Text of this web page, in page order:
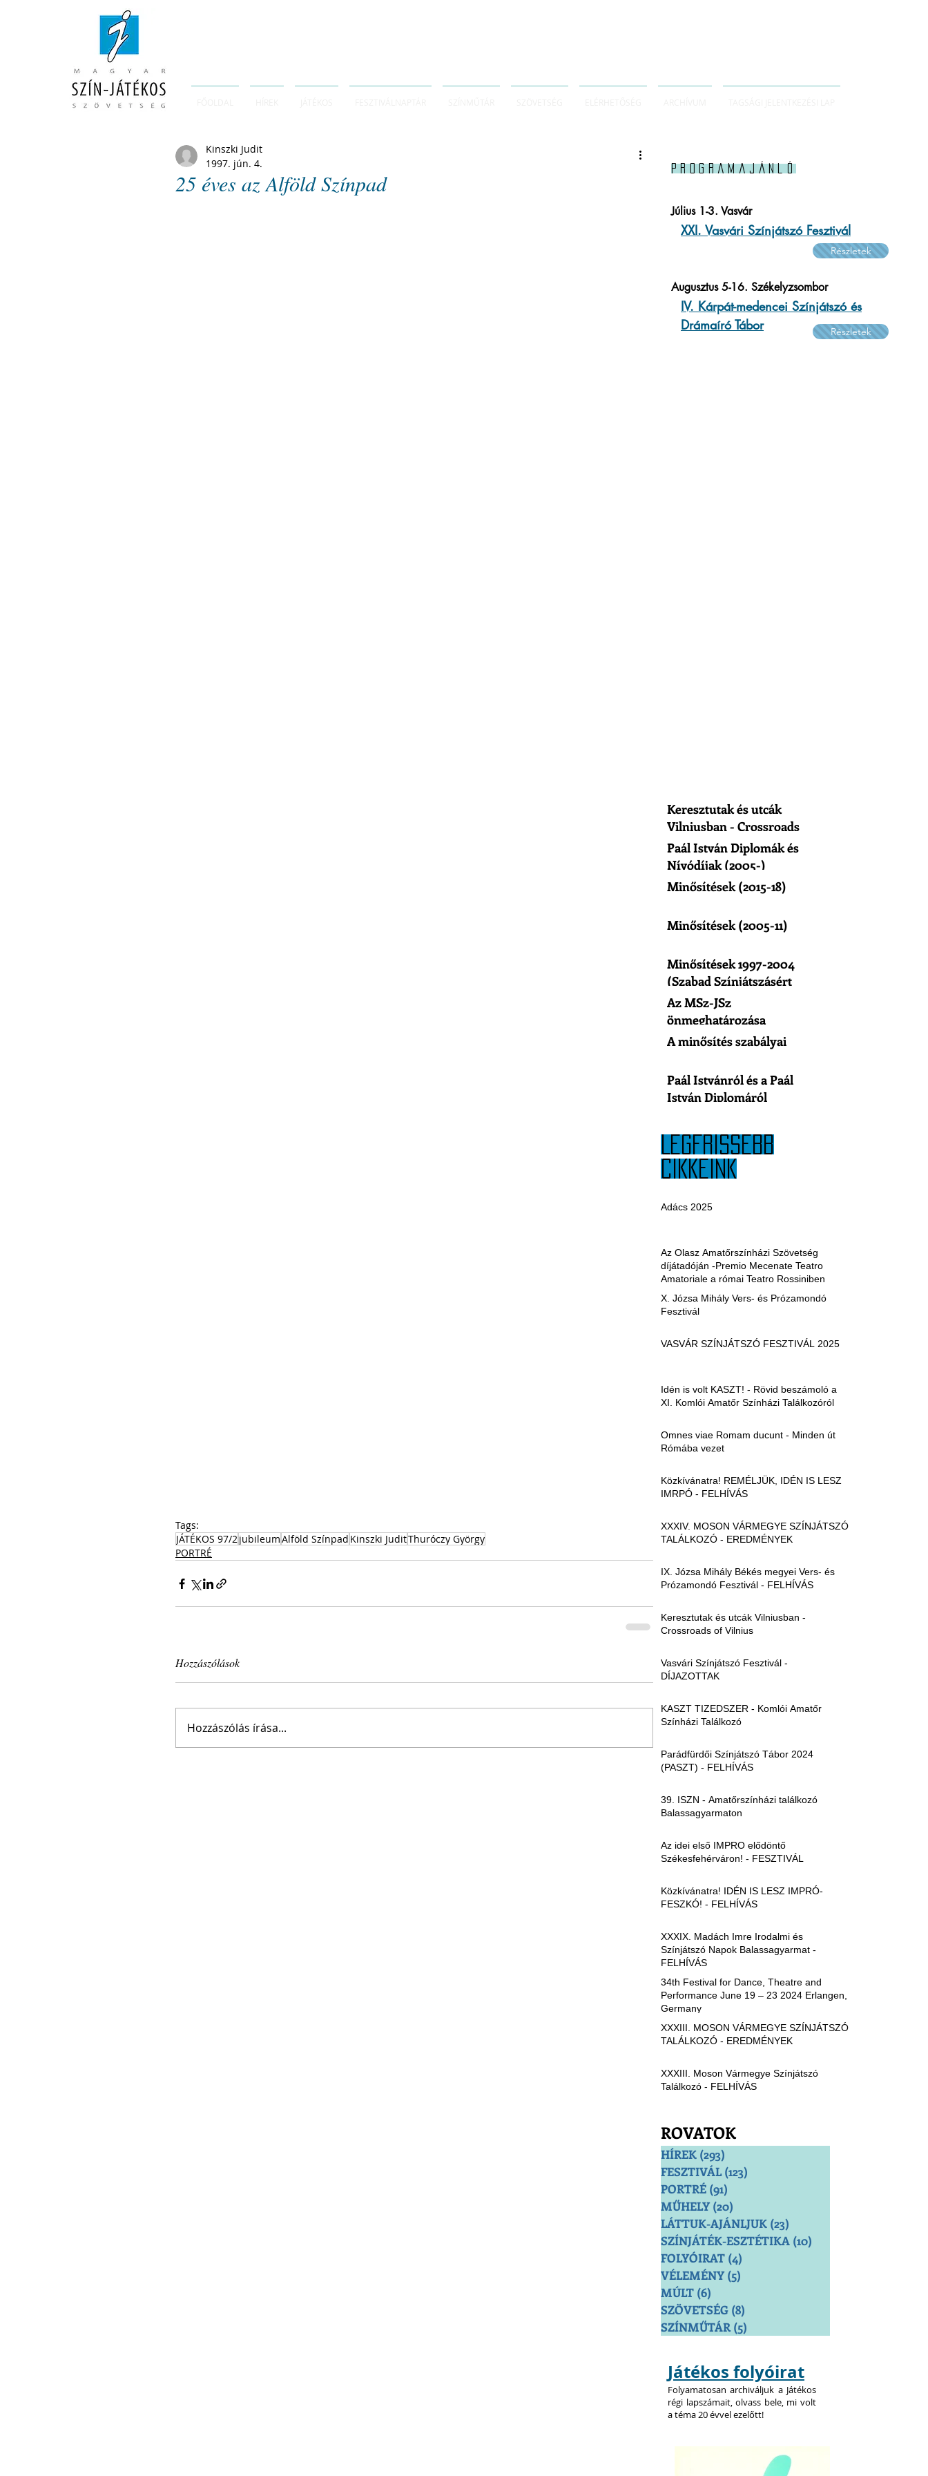
25 éves az Alföld Színpad
Kinszki Judit
1997. jún. 4.
Tags:
JÁTÉKOS 97/2jubileumAlföld Színpad Kinszki JuditThuróczy György
PORTRÉ
Hozzászólások
Hozzászólás írása...
Programajánló
Adács 2025
Az Olasz Amatőrszínházi Szövetség
díjátadóján -Premio Mecenate Teatro
Amatoriale a római Teatro Rossiniben
X. Józsa Mihály Vers- és Prózamondó
Fesztivál
VASVÁR SZÍNJÁTSZÓ FESZTIVÁL 2025
Idén is volt KASZT! - Rövid beszámoló a
XI. Komlói Amatőr Színházi Találkozóról
Omnes viae Romam ducunt - Minden út
Rómába vezet
Közkívánatra! REMÉLJÜK, IDÉN IS LESZ
IMRPÓ - FELHÍVÁS
XXXIV. MOSON VÁRMEGYE SZÍNJÁTSZÓ
TALÁLKOZÓ - EREDMÉNYEK
IX. Józsa Mihály Békés megyei Vers- és
Prózamondó Fesztivál - FELHÍVÁS
Keresztutak és utcák Vilniusban -
Crossroads of Vilnius
Vasvári Színjátszó Fesztivál -
DÍJAZOTTAK
KASZT TIZEDSZER - Komlói Amatőr
Színházi Találkozó
Parádfürdői Színjátszó Tábor 2024
(PASZT) - FELHÍVÁS
39. ISZN - Amatőrszínházi találkozó
Balassagyarmaton
Az idei első IMPRO elődöntő
Székesfehérváron! - FESZTIVÁL
Közkívánatra! IDÉN IS LESZ IMPRÓ-
FESZKÓ! - FELHÍVÁS
XXXIX. Madách Imre Irodalmi és
Színjátszó Napok Balassagyarmat -
FELHÍVÁS
34th Festival for Dance, Theatre and
Performance June 19 – 23 2024 Erlangen,
Germany
XXXIII. MOSON VÁRMEGYE SZÍNJÁTSZÓ
TALÁLKOZÓ - EREDMÉNYEK
XXXIII. Moson Vármegye Színjátszó
Találkozó - FELHÍVÁS
LEGFRISSEBB
CIKKEINK
ROVATOK
HÍREK (293)
FESZTIVÁL (123)
PORTRÉ (91)
MŰHELY (20)
LÁTTUK-AJÁNLJUK (23)
SZÍNJÁTÉK-ESZTÉTIKA (10)
FOLYÓIRAT (4)
VÉLEMÉNY (5)
MÚLT (6)
SZÖVETSÉG (8)
SZÍNMŰTÁR (5)
Keresztutak és utcák
Vilniusban - Crossroads
of Vilnius
Paál István Diplomák és
Nívódíjak (2005-)
Minősítések (2015-18)
Minősítések (2005-11)
Minősítések 1997-2004
(Szabad Színjátszásért
Egyesület)
Az MSz-JSz
önmeghatározása
A minősítés szabályai
Paál Istvánról és a Paál
István Diplomáról
Játékos folyóirat
Folyamatosan archiváljuk a Játékos
régi lapszámait, olvass bele, mi volt
a téma 20 évvel ezelőtt!
Július 1-3. Vasvár
XXI. Vasvári Színjátszó Fesztivál
Részletek
Augusztus 5-16. Székelyzsombor
IV. Kárpát-medencei Színjátszó és
Drámaíró Tábor
Részletek